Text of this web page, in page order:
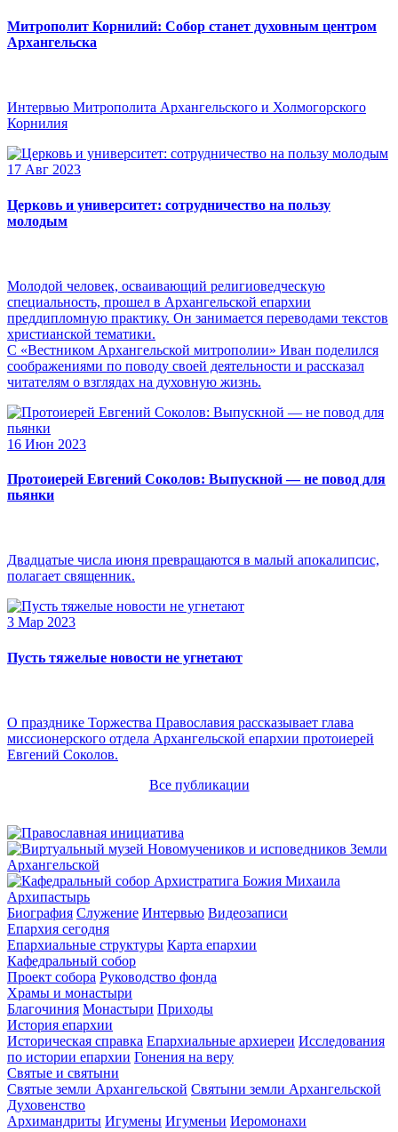
Митрополит Корнилий: Собор станет духовным центром
Архангельска
Интервью Митрополита Архангельского и Холмогорского
Корнилия
17 Авг 2023
Церковь и университет: сотрудничество на пользу
молодым
Молодой человек, осваивающий религиоведческую
специальность, прошел в Архангельской епархии
преддипломную практику. Он занимается переводами текстов
христианской тематики.
С «Вестником Архангельской митрополии» Иван поделился
соображениями по поводу своей деятельности и рассказал
читателям о взглядах на духовную жизнь.
16 Июн 2023
Протоиерей Евгений Соколов: Выпускной — не повод для
пьянки
Двадцатые числа июня превращаются в малый апокалипсис,
полагает священник.
3 Мар 2023
Пусть тяжелые новости не угнетают
О празднике Торжества Православия рассказывает глава
миссионерского отдела Архангельской епархии протоиерей
Евгений Соколов.
Все публикации
Архипастырь
Биография Служение Интервью Видеозаписи
Епархия сегодня
Епархиальные структуры Карта епархии
Кафедральный собор
Проект собора Руководство фонда
Храмы и монастыри
Благочиния Монастыри Приходы
История епархии
Историческая справка Епархиальные архиереи Исследования
по истории епархии Гонения на веру
Святые и святыни
Святые земли Архангельской Святыни земли Архангельской
Духовенство
Архимандриты Игумены Игуменьи Иеромонахи